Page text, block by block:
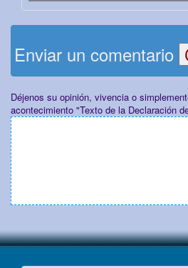
Enviar un comentario
Déjenos su opinión, vivencia o
acontecimiento "Texto de la Declaración